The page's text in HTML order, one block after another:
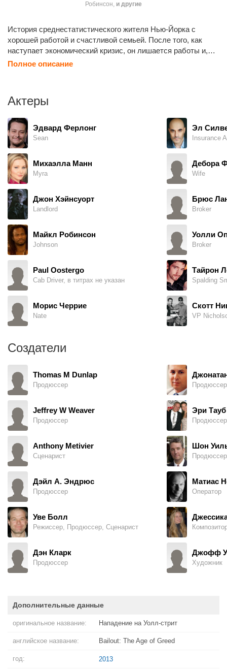
Робинсон, и другие
История среднестатистического жителя Нью-Йорка с
хорошей работой и счастливой семьей. После того, как
наступает экономический кризис, он лишается работы и,
будучи в отчаянии, берет оружие и отправляется мстить за
Полное описание
Актеры
Эдвард Ферлонг
Sean
Михаэлла Манн
Myra
Джон Хэйнсуорт
Landlord
Майкл Робинсон
Johnson
Paul Oostergo
Cab Driver, в титрах не указан
Морис Черрие
Nate
Эл
Insurance
Дебора
Wife
Брюс
Broker
Уолли
Broker
Тайрон
Spalding
Скотт
VP
Создатели
Thomas M Dunlap
Продюссер
Jeffrey W Weaver
Продюссер
Anthony Metivier
Сценарист
Дэйл А. Эндрюс
Продюссер
Уве Болл
Режиссер, Продюссер, Сценарист
Дэн Кларк
Продюссер
Продюссер
Эри Тауб
Продюссер
Шон
Продюссер
Матиас
Оператор
Джофф
Художник
Дополнительные данные
оригинальное название: Нападение на Уолл-стрит
английское название: Bailout: The Age of Greed
год: 2013